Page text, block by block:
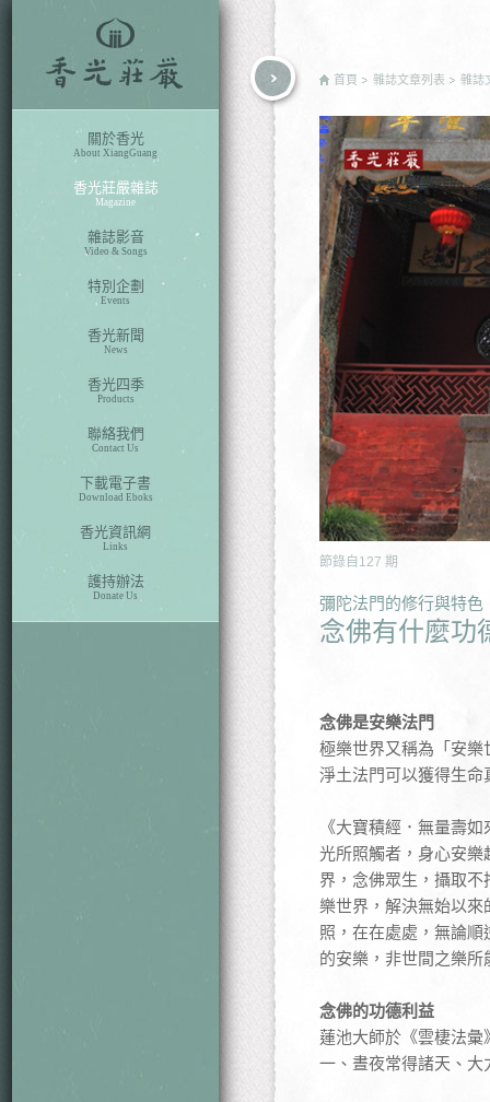
關於香光
About XiangGuang
香光莊嚴雜誌
Magazine
雜誌影音
Video & Songs
特別企劃
Events
香光新聞
News
香光四季
Products
聯絡我們
Contact Us
下載電子書
Download Eboks
香光資訊網
Links
護持辦法
Donate Us
首頁 雜誌文章列表 雜誌
節錄自 127 期
彌陀法門的修行與特色
念佛有什麼功
念佛是安樂法門
極樂世界又稱為「安
淨土法門可以獲得生
《大寶積經．無量壽
光所照觸者，身心安
界，念佛眾生，攝取
樂世界，解決無始以
照，在在處處，無論
的安樂，非世間之樂
念佛的功德利益
蓮池大師於《雲棲法
一、晝夜常得諸天、